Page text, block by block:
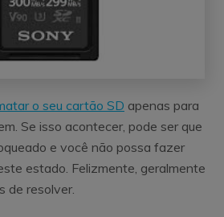
o seu cartão SD apenas para
Se isso acontecer, pode ser que
e você não possa fazer
estado. Felizmente, geralmente
de resolver.